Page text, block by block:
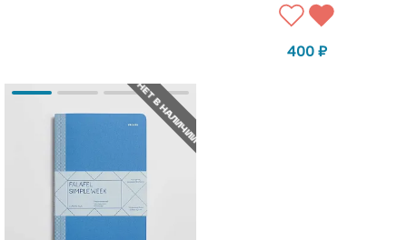
400 ₽
НЕТ В НАЛИЧИИ